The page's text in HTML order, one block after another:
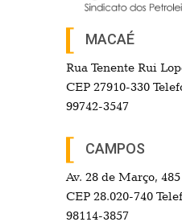
MACAÉ
Rua Tenente Rui
CEP 27910-330
99742-3547
CAMPOS
Av. 28 de Março,
CEP 28.020-740
98114-3857